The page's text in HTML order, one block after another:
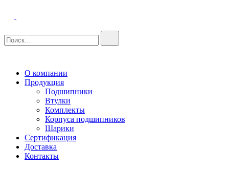
О компании
Продукция
Подшипники
Втулки
Комплекты
Корпуса подшипников
Шарики
Сертификация
Доставка
Контакты